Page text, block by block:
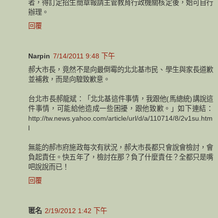
者，得訂定招生簡章報請主管教育行政機關核定後，始可自行
辦理。
回覆
Narpin 7/14/2011 9:48 下午
郝大市長，竟然不是向最倒霉的北北基市民、學生與家長道歉
並補救，而是向騜致歉意。
台北市長郝龍斌：「北北基這件事情，我跟他(馬總統)講說這
件事情，可能給他造成一些困擾，跟他致歉。」如下連結：
http://tw.news.yahoo.com/article/url/d/a/110714/8/2v1su.htm
l
無能的郝市府施政每次有狀況，郝大市長都只會說會檢討，會
負起責任。快五年了，檢討在那？負了什麼責任？全都只是嘴
吧說說而已！
回覆
匿名 2/19/2012 1:42 下午